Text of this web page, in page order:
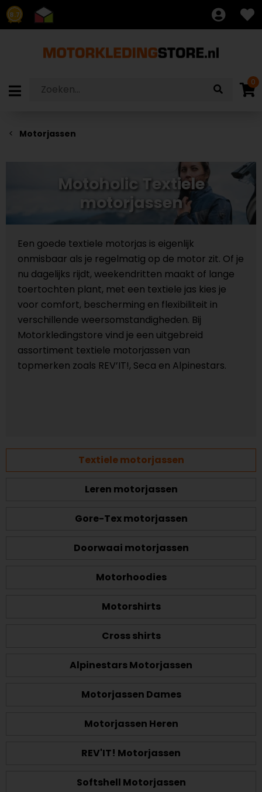
8.7
0
Motorjassen
Motoholic Textiele
motorjassen
Een goede textiele motorjas is eigenlijk
onmisbaar als je regelmatig op de motor zit. Of je
nu dagelijks rijdt, weekendritten maakt of lange
toertochten plant, met een textiele jas kies je
voor comfort, bescherming en flexibiliteit in
verschillende weersomstandigheden. Bij
Motorkledingstore vind je een uitgebreid
assortiment textiele motorjassen van
topmerken zoals REV’IT!, Seca en Alpinestars.
Textiele motorjassen
Leren motorjassen
Gore-Tex motorjassen
Doorwaai motorjassen
Motorhoodies
Motorshirts
Cross shirts
Alpinestars Motorjassen
Motorjassen Dames
Motorjassen Heren
REV'IT! Motorjassen
Softshell Motorjassen